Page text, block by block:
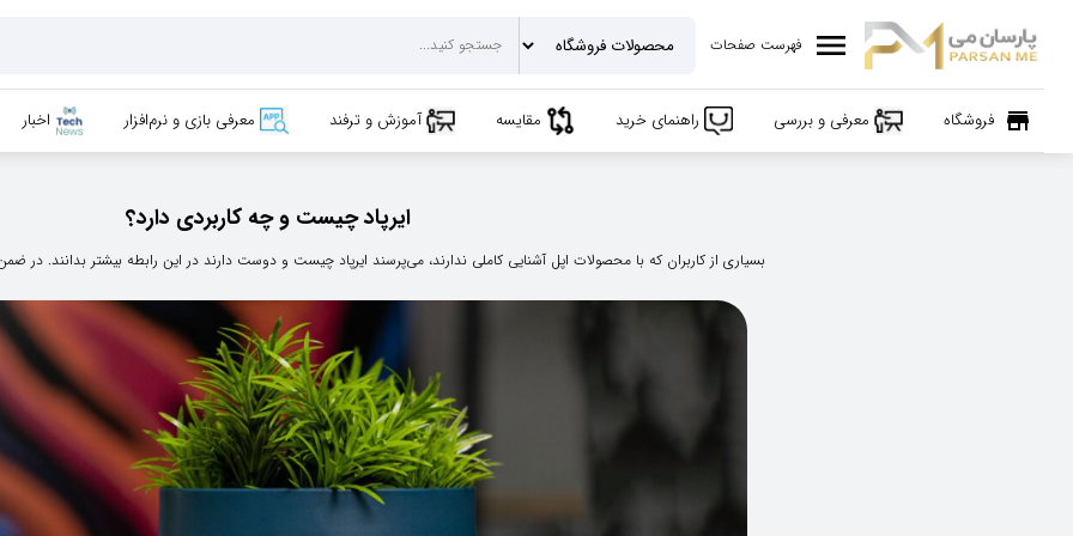
menu فهرست صفحات
store فروشگاه معرفی و بررسی راهنمای خرید مقایسه آموزش و ترفند معرفی بازی و نرم‌افزار اخبار
ایرپاد چیست و چه کاربردی دارد؟
بسیاری از کاربران که با محصولات اپل آشنایی کاملی ندارند، می‌پرسند ایرپاد چیست و دوست دارند در این رابطه بیشتر بدانند. در